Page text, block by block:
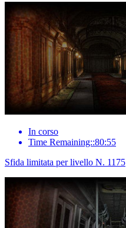
In corso
Time Remaining::80:55
Sfida limitata per livello N. 1175